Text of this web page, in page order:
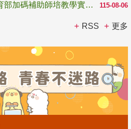
115-08-06
深化師培與現場連結！教育部加碼補助師培教學實踐研究 10月師培國際研討會交流教學實踐經驗
RSS 更多